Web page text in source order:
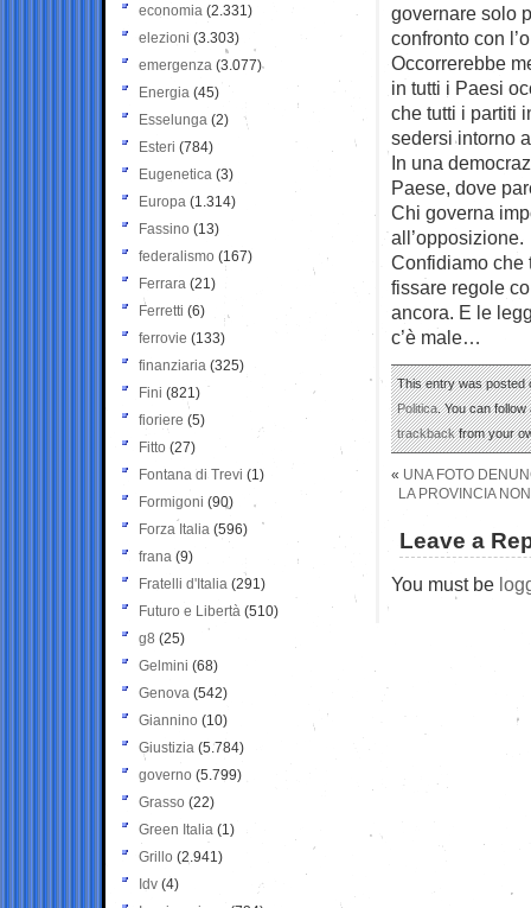
governare solo
confronto con
Occorrerebbe
in tutti i Paesi
che tutti i partiti
sedersi intorno
In una
Paese, dove
Chi governa
all’opposizione.
Confidiamo che
fissare regole
ancora. E le
c’è male…
This entry was posted
Politica. You can
trackbackfrom your
« UNA FOTO
LA PROVINCIA
Leave a
You must be
economia (2.331)
elezioni (3.303)
emergenza (3.077)
Energia (45)
Esselunga (2)
Esteri (784)
Eugenetica (3)
Europa (1.314)
Fassino (13)
federalismo (167)
Ferrara (21)
Ferretti (6)
ferrovie (133)
finanziaria (325)
Fini (821)
fioriere (5)
Fitto (27)
Fontana di Trevi (1)
Formigoni (90)
Forza Italia (596)
frana (9)
Fratelli d'Italia (291)
Futuro e Libertà (510)
g8 (25)
Gelmini (68)
Genova (542)
Giannino (10)
Giustizia (5.784)
governo (5.799)
Grasso (22)
Green Italia (1)
Grillo (2.941)
Idv (4)